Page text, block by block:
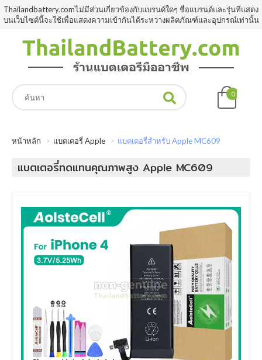
Thailandbattery.comไม่มีส่วนเกี่ยวข้องกับแบรนด์ใดๆ ชื่อแบรนด์และรุ่นที่แสดง
บนเว็บไซต์นี้จะใช้เพื่อแสดงความเข้ากันได้ระหว่างผลิตภัณฑ์และอุปกรณ์เท่านั้น
0
หน้าหลัก แบตเตอรี่ Apple แบตเตอรี่สำหรับ Apple MC609
แบตเตอรี่ทดแทนคุณภาพสูง Apple MC609